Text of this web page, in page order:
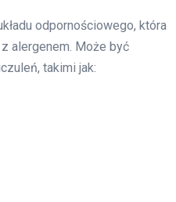
odpornościowego, która
alergenem. Może być
takimi jak: